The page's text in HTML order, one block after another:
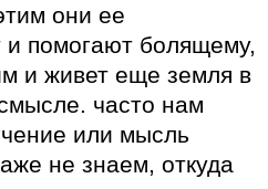
они ее
и помогают болящему,
и живет еще земля в
часто нам
или мысль
не знаем, откуда